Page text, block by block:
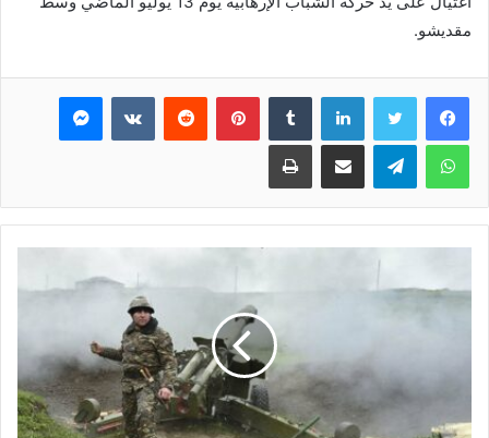
مقديشو.
فيسبوك تويتر لينكدإن بينتيريست ماسنجر
واتساب تيلقرام مشاركة عبر البريد طباعة